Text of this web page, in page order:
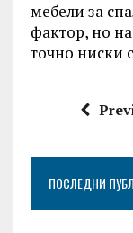
мебели за
фактор, но
точно ниски
ПОСЛЕДНИ